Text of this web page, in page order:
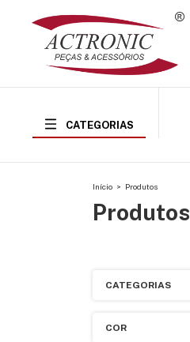
CATEGORIAS
Início > Produtos
Produtos
CATEGORIAS
COR